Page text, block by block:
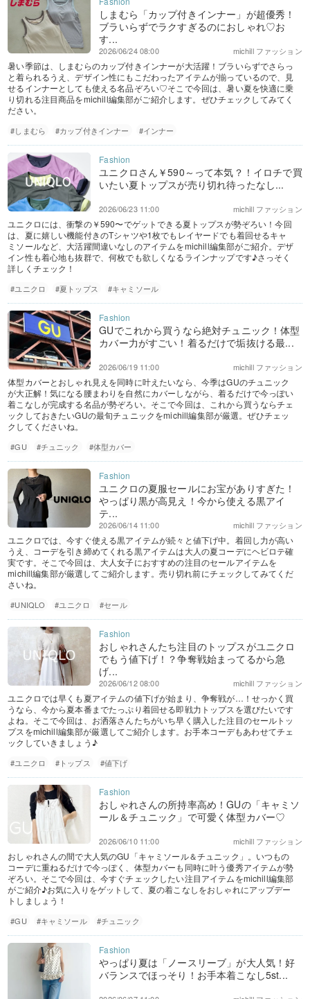
しまむら「カップ付きインナー」が超優秀！
ブラいらずでラクすぎるのにおしゃれ♡お
す...
michill ファッション
2026/06/24 08:00
暑い季節は、しまむらのカップ付きインナーが大活躍！ブラいらずでさらっ
と着られるうえ、デザイン性にもこだわったアイテムが揃っているので、見
せるインナーとしても使える名品ぞろい♡そこで今回は、暑い夏を快適に乗
り切れる注目商品をmichill編集部がご紹介します。ぜひチェックしてみてく
ださい。
#しまむら #カップ付きインナー #インナー
ユニクロさん￥590～って本気？！イロチで買
いたい夏トップスが売り切れ待ったなし...
michill ファッション
2026/06/23 11:00
ユニクロには、衝撃の￥590〜でゲットできる夏トップスが勢ぞろい！今回
は、夏に嬉しい機能付きのTシャツや1枚でもレイヤードでも着回せるキャ
ミソールなど、大活躍間違いなしのアイテムをmichill編集部がご紹介。デザ
イン性も着心地も抜群で、何枚でも欲しくなるラインナップです♪さっそく
詳しくチェック！
#ユニクロ #夏トップス #キャミソール
GUでこれから買うなら絶対チュニック！体型
カバー力がすごい！着るだけで垢抜ける最...
michill ファッション
2026/06/19 11:00
体型カバーとおしゃれ見えを同時に叶えたいなら、今季はGUのチュニック
が大正解！気になる腰まわりを自然にカバーしながら、着るだけで今っぽい
着こなしが完成する名品が勢ぞろい。そこで今回は、これから買うならチェ
ックしておきたいGUの最旬チュニックをmichill編集部が厳選。ぜひチェッ
クしてくださいね。
#GU #チュニック #体型カバー
ユニクロの夏服セールにお宝がありすぎた！
やっぱり黒が高見え！今から使える黒アイ
テ...
michill ファッション
2026/06/14 11:00
ユニクロでは、今すぐ使える黒アイテムが続々と値下げ中。着回し力が高い
うえ、コーデを引き締めてくれる黒アイテムは大人の夏コーデにヘビロテ確
実です。そこで今回は、大人女子におすすめの注目のセールアイテムを
michill編集部が厳選してご紹介します。売り切れ前にチェックしてみてくだ
さいね。
#UNIQLO #ユニクロ #セール
おしゃれさんたち注目のトップスがユニクロ
でもう値下げ！？争奪戦始まってるから急
げ...
michill ファッション
2026/06/12 08:00
ユニクロでは早くも夏アイテムの値下げが始まり、争奪戦が…！せっかく買
うなら、今から夏本番までたっぷり着回せる即戦力トップスを選びたいです
よね。そこで今回は、お洒落さんたちがいち早く購入した注目のセールトッ
プスをmichill編集部が厳選してご紹介します。お手本コーデもあわせてチェ
ックしていきましょう♪
#ユニクロ #トップス #値下げ
おしゃれさんの所持率高め！GUの「キャミソ
ール＆チュニック」で可愛く体型カバー♡
michill ファッション
2026/06/10 11:00
おしゃれさんの間で大人気のGU「キャミソール＆チュニック」。いつもの
コーデに重ねるだけで今っぽく、体型カバーも同時に叶う優秀アイテムが勢
ぞろい。そこで今回は、今すぐチェックしたい注目アイテムをmichill編集部
がご紹介♪お気に入りをゲットして、夏の着こなしをおしゃれにアップデー
トしましょう！
#GU #キャミソール #チュニック
やっぱり夏は「ノースリーブ」が大人気！好
バランスでほっそり！お手本着こなし5st...